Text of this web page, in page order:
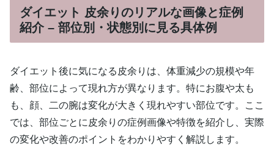
ダイエット 皮余りのリアルな画像と症例
紹介 – 部位別・状態別に見る具体例
ダイエット後に気になる皮余りは、体重減少の規模や年
齢、部位によって現れ方が異なります。特にお腹や太も
も、顔、二の腕は変化が大きく現れやすい部位です。ここ
では、部位ごとに皮余りの症例画像や特徴を紹介し、実際
の変化や改善のポイントをわかりやすく解説します。